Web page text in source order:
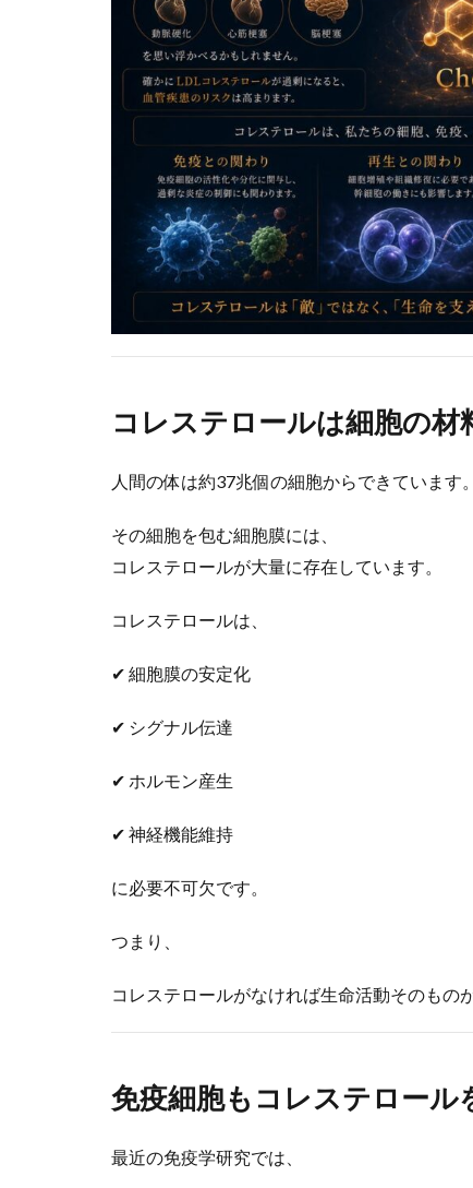
コレステロールは細胞の材
人間の体は約37兆個の細胞からできています。
その細胞を包む細胞膜には、
コレステロールが大量に存在しています。
コレステロールは、
✔ 細胞膜の安定化
✔ シグナル伝達
✔ ホルモン産生
✔ 神経機能維持
に必要不可欠です。
つまり、
コレステロールがなければ生命活動そのもの
免疫細胞もコレステロール
最近の免疫学研究では、